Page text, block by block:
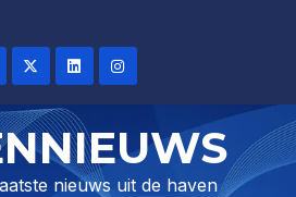
nieuws uit de haven